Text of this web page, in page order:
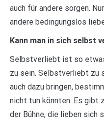
auch für andere sorgen.
andere bedingungslos
Kann man in sich selbst
Selbstverliebt ist so
zu sein. Selbstverliebt zu
auch dazu bringen,
nicht tun könnten. Es gibt
der Bühne, die lieben sich